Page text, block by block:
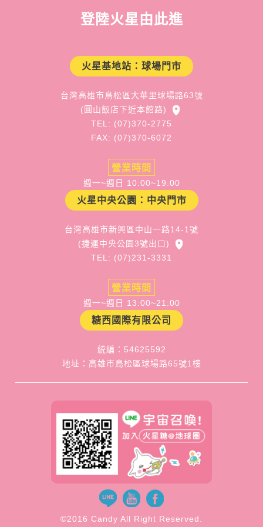
登陸火星由此進
火星基地站：球場門市
台灣高雄市鳥松區大華里球場路63號
(圓山飯店下近本館路)
TEL: (07)370-2775
FAX: (07)370-6072
營業時間
週一~週日 10:00~19:00
火星中央公園：中央門市
台灣高雄市新興區中山一路14-1號
(捷運中央公園3號出口)
TEL: (07)231-3331
營業時間
週一~週日 13:00~21:00
糖西國際有限公司
統編：54625592
地址：高雄市鳥松區球場路65號1樓
©2016 Candy All Right Reserved.